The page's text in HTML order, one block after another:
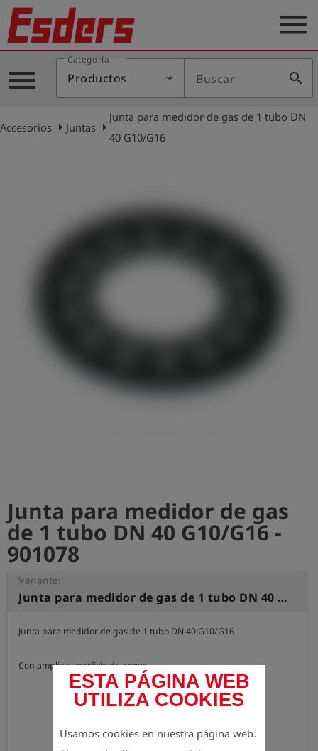
Productos
Blog
Aplicaciones
ESTA PÁGINA WEB
UTILIZA COOKIES
Usamos cookies en nuestra página web.
menu
menu
Categoría
Productos Buscar search
Accesorios arrow_rightJuntasarrow_right
Junta para medidor de gas de 1 tubo DN
40 G10/G16
Junta para medidor de gas
de 1 tubo DN 40 G10/G16 -
901078
Variante:
Junta para medidor de gas de 1 tubo DN 40 G10/G16
Junta para medidor de gas de 1 tubo DN 40 G10/G16
Con amplia superficie de apoyo.